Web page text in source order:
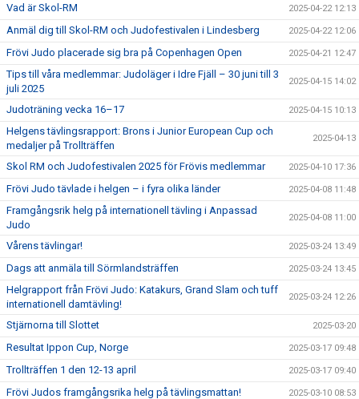
Vad är Skol-RM 2025-04-22 12:13
Anmäl dig till Skol-RM och Judofestivalen i Lindesberg 2025-04-22 12:06
Frövi Judo placerade sig bra på Copenhagen Open 2025-04-21 12:47
Tips till våra medlemmar: Judoläger i Idre Fjäll – 30 juni till 3
juli 2025
2025-04-15 14:02
Judoträning vecka 16–17 2025-04-15 10:13
Helgens tävlingsrapport: Brons i Junior European Cup och
medaljer på Trollträffen
2025-04-13
Skol RM och Judofestivalen 2025 för Frövis medlemmar 2025-04-10 17:36
Frövi Judo tävlade i helgen – i fyra olika länder 2025-04-08 11:48
Framgångsrik helg på internationell tävling i Anpassad
Judo
2025-04-08 11:00
Vårens tävlingar! 2025-03-24 13:49
Dags att anmäla till Sörmlandsträffen 2025-03-24 13:45
Helgrapport från Frövi Judo: Katakurs, Grand Slam och tuff
internationell damtävling!
2025-03-24 12:26
Stjärnorna till Slottet 2025-03-20
Resultat Ippon Cup, Norge 2025-03-17 09:48
Trollträffen 1 den 12-13 april 2025-03-17 09:40
Frövi Judos framgångsrika helg på tävlingsmattan! 2025-03-10 08:53